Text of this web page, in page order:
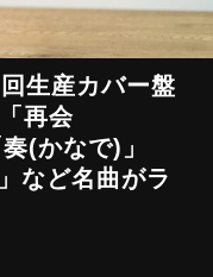
生産カバー盤
再会
(かなで)」
など名曲がラ